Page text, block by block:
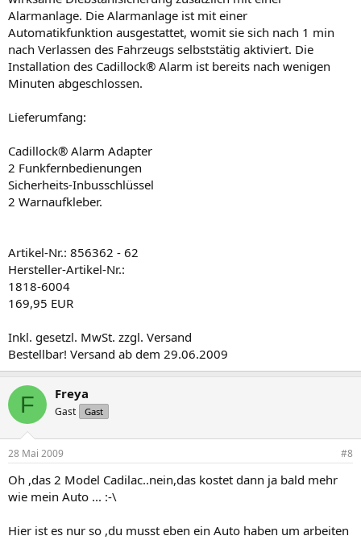
Alarmanlage. Die Alarmanlage ist mit einer
Automatikfunktion ausgestattet, womit sie sich nach 1 min
nach Verlassen des Fahrzeugs selbststätig aktiviert. Die
Installation des Cadillock® Alarm ist bereits nach wenigen
Minuten abgeschlossen.
Lieferumfang:
Cadillock® Alarm Adapter
2 Funkfernbedienungen
Sicherheits-Inbusschlüssel
2 Warnaufkleber.
Artikel-Nr.: 856362 - 62
Hersteller-Artikel-Nr.:
1818-6004
169,95 EUR
Inkl. gesetzl. MwSt. zzgl. Versand
Bestellbar! Versand ab dem 29.06.2009
F Freya
Gast Gast
28 Mai 2009 #8
Oh ,das 2 Model Cadilac..nein,das kostet dann ja bald mehr
wie mein Auto ... :-\
Hier ist es nur so ,du musst eben ein Auto haben um arbeiten